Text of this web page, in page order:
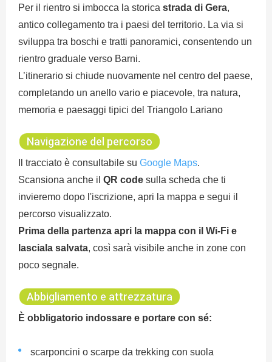
Per il rientro si imbocca la storica strada di Gera,
antico collegamento tra i paesi del territorio. La via si
sviluppa tra boschi e tratti panoramici, consentendo un
rientro graduale verso Barni.
L’itinerario si chiude nuovamente nel centro del paese,
completando un anello vario e piacevole, tra natura,
memoria e paesaggi tipici del Triangolo Lariano
Navigazione del percorso
Il tracciato è consultabile su Google Maps.
Scansiona anche il QR code sulla scheda che ti
invieremo dopo l'iscrizione, apri la mappa e segui il
percorso visualizzato.
Prima della partenza apri la mappa con il Wi-Fi e
lasciala salvata, così sarà visibile anche in zone con
poco segnale.
Abbigliamento e attrezzatura
È obbligatorio indossare e portare con sé:
scarponcini o scarpe da trekking con suola